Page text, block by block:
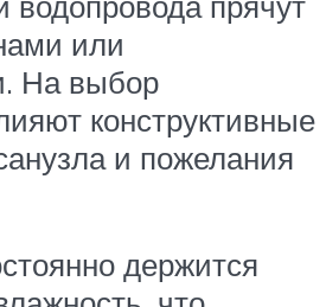
или
На выбор
конструктивные
и пожелания
держится